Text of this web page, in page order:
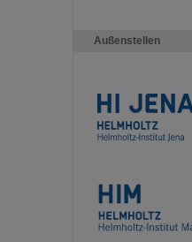
Außenstellen